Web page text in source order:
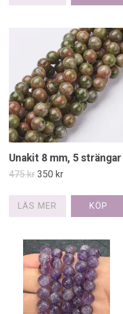
Unakit 8 mm, 5 strängar
475 kr 350 kr
LÄS MER